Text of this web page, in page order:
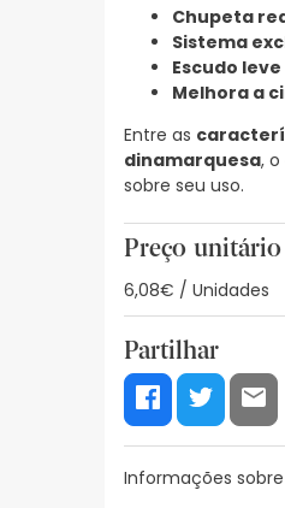
Chupeta
Sistema
Escudo
Melhora a
Entre as
dinamarquesa,
sobre seu uso.
Preço unitário
6,08€ / Unidades
Partilhar
Informações